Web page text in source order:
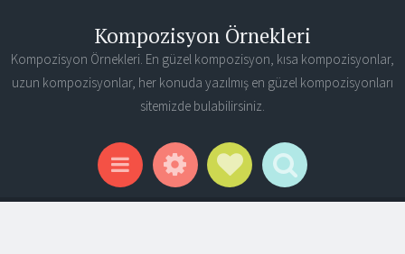
Kompozisyon Örnekleri
Kompozisyon Örnekleri. En güzel kompozisyon, kısa kompozisyonlar,
uzun kompozisyonlar, her konuda yazılmış en güzel kompozisyonları
sitemizde bulabilirsiniz.
Menu WidgetsSocial Links
Search